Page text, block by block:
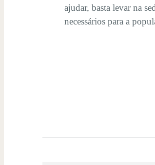
ajudar, basta levar na
necessários para a